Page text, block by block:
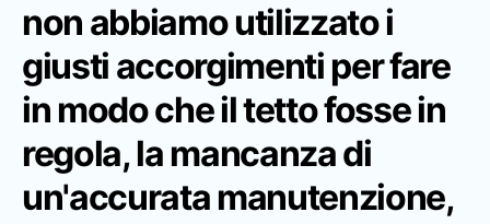
non abbiamo utilizzato i
giusti accorgimenti per fare
in modo che iltetto fosse in
regola, la mancanza di
un'accurata manutenzione,